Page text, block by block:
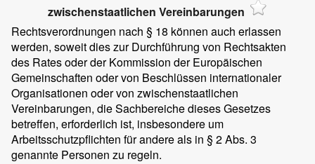
zwischenstaatlichen Vereinbarungen
Rechtsverordnungen nach § 18 können auch erlassen
werden, soweit dies zur Durchführung von Rechtsakten
des Rates oder der Kommission der Europäischen
Gemeinschaften oder von Beschlüssen internationaler
Organisationen oder von zwischenstaatlichen
Vereinbarungen, die Sachbereiche dieses Gesetzes
betreffen, erforderlich ist, insbesondere um
Arbeitsschutzpflichten für andere als in § 2 Abs. 3
genannte Personen zu regeln.